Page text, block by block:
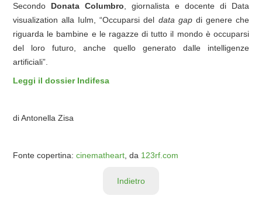
Secondo Donata Columbro , giornalista e docente di Data
visualization alla Iulm, “Occuparsi del data gapdi genere che
riguarda le bambine e le ragazze di tutto il mondo è occuparsi
del loro futuro, anche quello generato dalle intelligenze
artificiali”.
Leggi il dossier Indifesa
di Antonella Zisa
Fonte copertina: cinematheart , da 123rf.com
Indietro